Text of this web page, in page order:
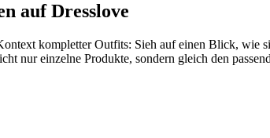
auf Dresslove
kompletter Outfits: Sieh auf einen Blick, wie
nur einzelne Produkte, sondern gleich den